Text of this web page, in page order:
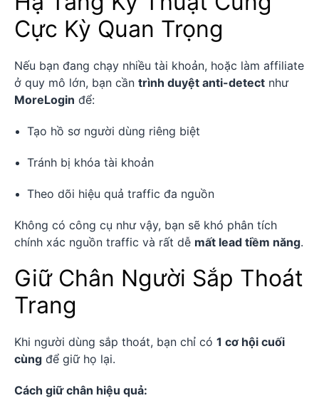
Cực Kỳ Quan Trọng
Nếu bạn đang chạy nhiều tài khoản, hoặc làm affiliate
ở quy mô lớn, bạn cần trình duyệt anti-detect như
MoreLogin để:
Tạo hồ sơ người dùng riêng biệt
Tránh bị khóa tài khoản
Theo dõi hiệu quả traffic đa nguồn
Không có công cụ như vậy, bạn sẽ khó phân tích
chính xác nguồn traffic và rất dễ mất lead tiềm năng.
Giữ Chân Người Sắp Thoát
Trang
Khi người dùng sắp thoát, bạn chỉ có 1 cơ hội cuối
cùng để giữ họ lại.
Cách giữ chân hiệu quả: